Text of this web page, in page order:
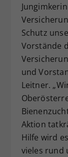
Schutz
Vorstände
und
Leitner.
Aktion
Hilfe wird
vieles rund